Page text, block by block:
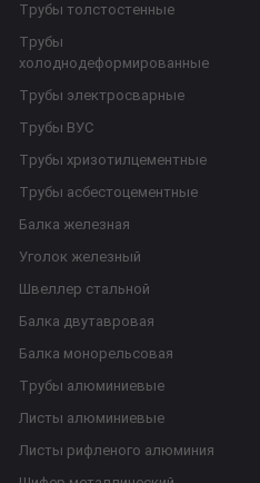
Трубы толстостенные
Трубы
холоднодеформированные
Трубы электросварные
Трубы ВУС
Трубы хризотилцементные
Трубы асбестоцементные
Балка железная
Уголок железный
Швеллер стальной
Балка двутавровая
Балка монорельсовая
Трубы алюминиевые
Листы алюминиевые
Листы рифленого алюминия